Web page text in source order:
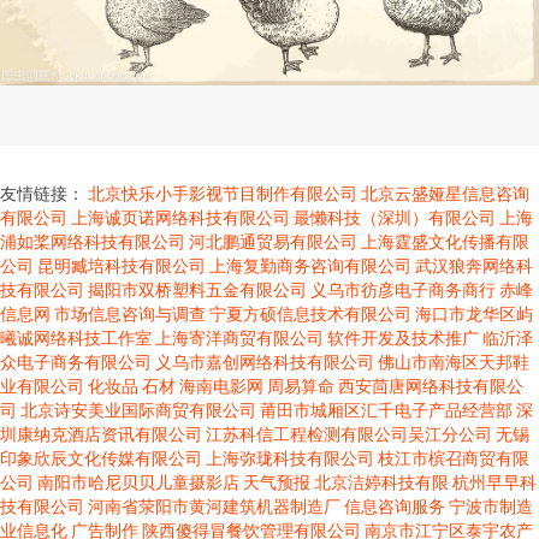
友情链接： 北京快乐小手影视节目制作有限公司 北京云盛娅星信息咨询
有限公司
上海诚页诺网络科技有限公司 最懒科技（深圳）有限公司
上海
浦如桨网络科技有限公司 河北鹏通贸易有限公司
上海霆盛文化传播有限
公司 昆明臧培科技有限公司 上海复勤商务咨询有限公司 武汉狼奔网络科
技有限公司 揭阳市双桥塑料五金有限公司 义乌市彷彦电子商务商行赤峰
信息网 市场信息咨询与调查 宁夏方硕信息技术有限公司 海口市龙华区屿
曦诚网络科技工作室 上海寄洋商贸有限公司 软件开发及技术推广临沂泽
众电子商务有限公司 义乌市嘉创网络科技有限公司 佛山市南海区天邦鞋
业有限公司 化妆品 石材海南电影网 周易算命西安茴唐网络科技有限公
司 北京诗安美业国际商贸有限公司 莆田市城厢区汇千电子产品经营部深
圳康纳克酒店资讯有限公司 江苏科信工程检测有限公司吴江分公司 无锡
印象欣辰文化传媒有限公司
上海弥珑科技有限公司 枝江市槟召商贸有限
公司 南阳市哈尼贝贝儿童摄影店 天气预报 北京洁婷科技有限 杭州早早科
技有限公司 河南省荥阳市黄河建筑机器制造厂信息咨询服务 宁波市制造
业信息化 广告制作陕西傻得冒餐饮管理有限公司 南京市江宁区泰宇农产